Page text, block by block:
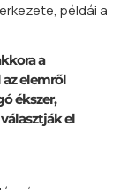
példái a
a
elemről
ékszer,
el